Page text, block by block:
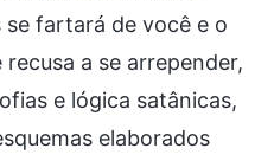
fartará de você e o
a se arrepender,
e lógica satânicas,
elaborados